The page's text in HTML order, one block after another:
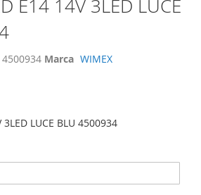
E14 14V 3LED LUCE
4500934 Marca WIMEX
3LED LUCE BLU 4500934